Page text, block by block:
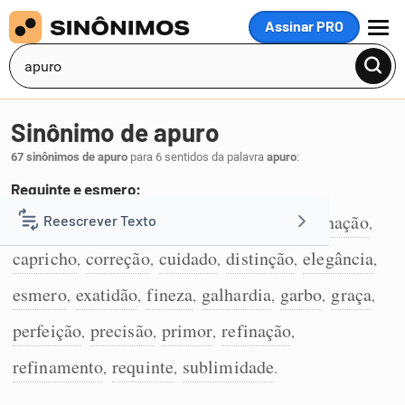
Assinar PRO
MENU
Reescrever Texto
Resumir Texto
Corrigir Texto
Detector de IA
Sinônimo de apuro
67 sinônimos de apuro para 6 sentidos da palavra apuro:
Requinte e esmero:
1 atilamento,asseio ,afinação,
capricho, correção, cuidado, distinção, elegância,
esmero, exatidão, fineza, galhardia, garbo, graça,
perfeição, precisão, primor, refinação,
refinamento, requinte, sublimidade.